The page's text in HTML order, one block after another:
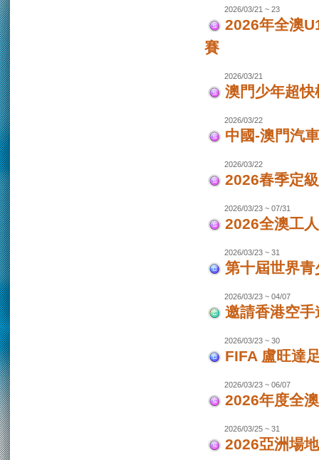
2026/03/21 ~ 23
2026年全澳
賽
2026/03/21
澳門少年超快
2026/03/22
中國-澳門汽
2026/03/22
2026春季定
2026/03/23 ~ 07/31
2026全澳工
2026/03/23 ~ 31
第十屆世界
2026/03/23 ~ 04/07
邀請香港空
2026/03/23 ~ 30
FIFA 盧旺達
2026/03/23 ~ 06/07
2026年度全
2026/03/25 ~ 31
2026亞洲場